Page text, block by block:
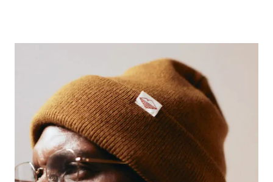
#マイナーグッド図鑑 #フイナムのYouTube
#FOCUS IT #AH.H
#ととけん #FASHION #MUSIC #MOVIE
#LIFESTYLE #SNEAKER #OUTDOOR
#SPORTS #HANDSOME HANDBOOK